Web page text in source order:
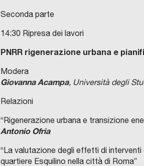
Seconda parte
14:30 Ripresa dei lavori
PNRR rigenerazione urbana e
Modera
Giovanna Acampa, Università degli
Relazioni
“Rigenerazione urbana e transizione
Antonio Ofria
“La valutazione degli effetti di
quartiere Esquilino nella città di Roma”